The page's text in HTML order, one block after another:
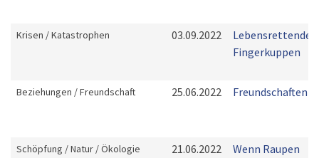
Krisen / Katastrophen 03.09.2022
Lebensrettende
Fingerkuppen
Beziehungen / Freundschaft 25.06.2022 Freundschaften
Schöpfung / Natur / Ökologie 21.06.2022
Wenn Raupen